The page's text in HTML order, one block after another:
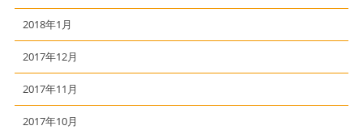
2018年1月
2017年12月
2017年11月
2017年10月